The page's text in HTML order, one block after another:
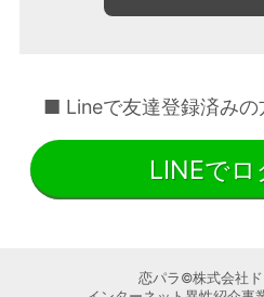
■ Lineで友達登録済みの
LINEで
恋パラ©️株式会社